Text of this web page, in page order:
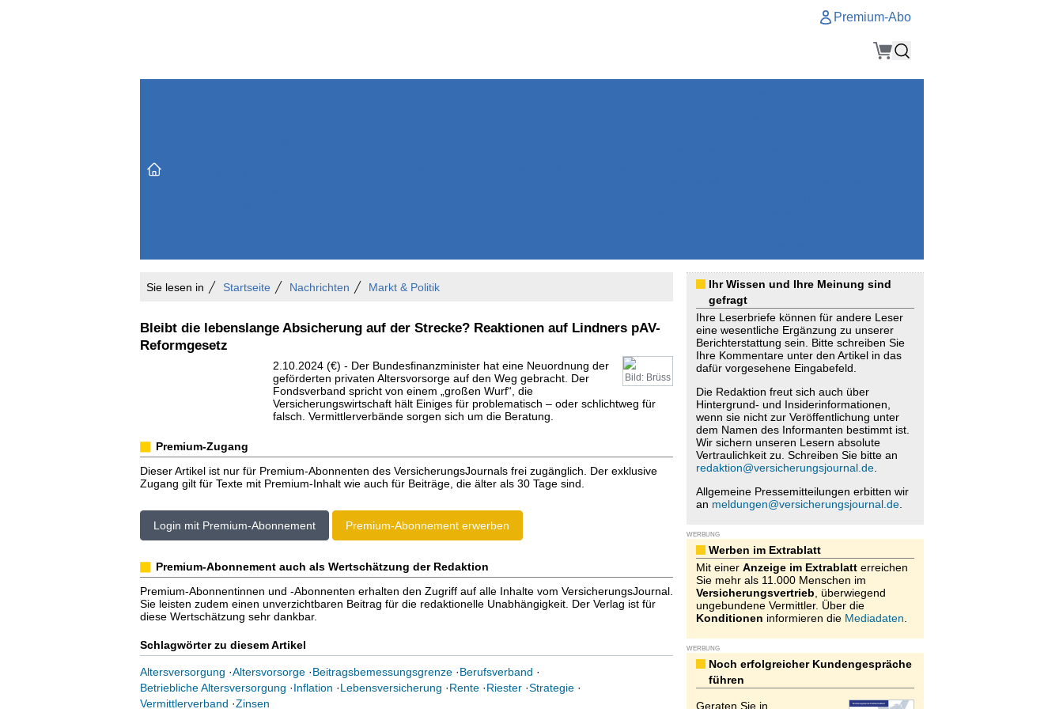
Premium-Abo
Sie lesen in Startseite Nachrichten Markt & Politik
Bleibt die lebenslange Absicherung auf der Strecke? Reaktionen auf Lindners pAV-
Reformgesetz
Bild: Brüss
2.10.2024 (€) - Der Bundesfinanzminister hat eine Neuordnung der
geförderten privaten Altersvorsorge auf den Weg gebracht. Der
Fondsverband spricht von einem „großen Wurf“, die
Versicherungswirtschaft hält Einiges für problematisch – oder schlichtweg für
falsch. Vermittlerverbände sorgen sich um die Beratung.
Premium-Zugang
Dieser Artikel ist nur für Premium-Abonnenten des VersicherungsJournals frei zugänglich. Der exklusive
Zugang gilt für Texte mit Premium-Inhalt wie auch für Beiträge, die älter als 30 Tage sind.
Login mit Premium-Abonnement Premium-Abonnement erwerben
Premium-Abonnement auch als Wertschätzung der Redaktion
Premium-Abonnentinnen und -Abonnenten erhalten den Zugriff auf alle Inhalte vom VersicherungsJournal.
Sie leisten zudem einen unverzichtbaren Beitrag für die redaktionelle Unabhängigkeit. Der Verlag ist für
diese Wertschätzung sehr dankbar.
Schlagwörter zu diesem Artikel
Altersversorgung ·Altersvorsorge·Beitragsbemessungsgrenze·Berufsverband ·
Betriebliche Altersversorgung ·Inflation ·Lebensversicherung ·Rente·Riester·Strategie·
Vermittlerverband ·Zinsen
Ihr Wissen und Ihre Meinung sind
gefragt
Ihre Leserbriefe können für andere Leser
eine wesentliche Ergänzung zu unserer
Berichterstattung sein. Bitte schreiben Sie
Ihre Kommentare unter den Artikel in das
dafür vorgesehene Eingabefeld.
Die Redaktion freut sich auch über
Hintergrund- und Insiderinformationen,
wenn sie nicht zur Veröffentlichung unter
dem Namen des Informanten bestimmt ist.
Wir sichern unseren Lesern absolute
Vertraulichkeit zu. Schreiben Sie bitte an
redaktion@versicherungsjournal.de.
Allgemeine Pressemitteilungen erbitten wir
an meldungen@versicherungsjournal.de.
WERBUNG
Werben im Extrablatt
Mit einer Anzeige im Extrablatterreichen
Sie mehr als 11.000 Menschen im
Versicherungsvertrieb , überwiegend
ungebundene Vermittler. Über die
Konditionen informieren die Mediadaten
WERBUNG
Noch erfolgreicher Kundengespräche
führen
Geraten Sie in